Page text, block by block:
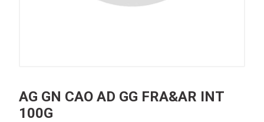
AG GN CAO AD GG FRA&AR INT
100G